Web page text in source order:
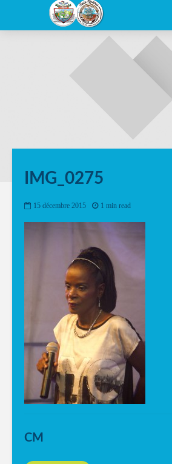
IMG_0275
15 décembre 2015 1 min read
CM